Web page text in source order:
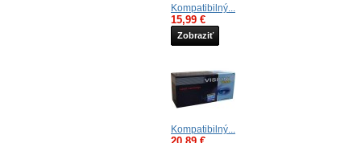
Kompatibilný...
15,99 €
Zobraziť
Kompatibilný...